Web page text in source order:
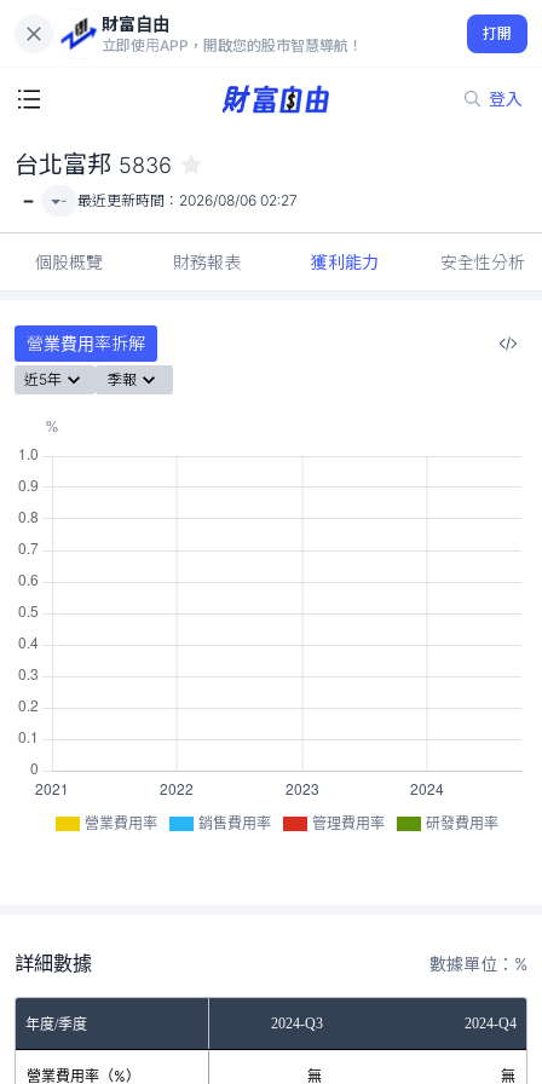
財富自由
立即使用APP，開啟您的股市智慧導航！
打開
登入
-
台北富邦 5836
- - 最近更新時間： 2026/08/06 02:27
個股概覽 財務報表 獲利能力 安全性分析
營業費用率拆解
近5年 季報
營業費用率 銷售費用率 管理費用率 研發費用率
詳細數據 數據單位：%
年度/季度2024-Q2 2024-Q3 2024-Q4
營業費用率（%）
無 無 無